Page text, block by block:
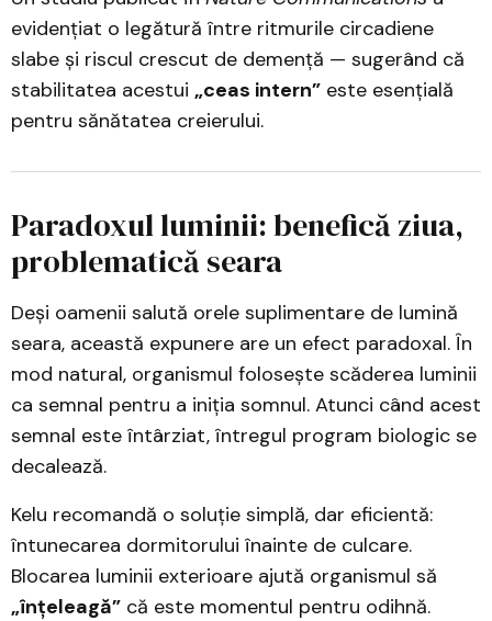
evidențiat o legătură între ritmurile circadiene
slabe și riscul crescut de demență — sugerând că
stabilitatea acestui „ceas intern” este esențială
pentru sănătatea creierului.
Paradoxul luminii: benefică ziua,
problematică seara
Deși oamenii salută orele suplimentare de lumină
seara, această expunere are un efect paradoxal. În
mod natural, organismul folosește scăderea luminii
ca semnal pentru a iniția somnul. Atunci când acest
semnal este întârziat, întregul program biologic se
decalează.
Kelu recomandă o soluție simplă, dar eficientă:
întunecarea dormitorului înainte de culcare.
Blocarea luminii exterioare ajută organismul să
„înțeleagă” că este momentul pentru odihnă.